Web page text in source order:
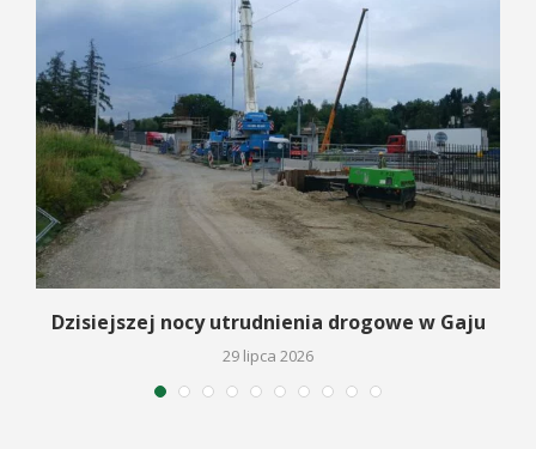
Dzisiejszej nocy utrudnienia drogowe w Gaju
29 lipca 2026